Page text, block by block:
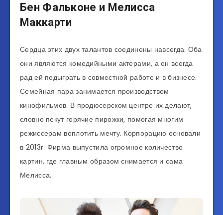
Бен Фальконе и Мелисса
Маккарти
Сердца этих двух талантов соединены навсегда. Оба
они являются комедийными актерами, а он всегда
рад ей подыграть в совместной работе и в бизнесе.
Семейная пара занимается производством
кинофильмов. В продюсерском центре их делают,
словно пекут горячие пирожки, помогая многим
режиссерам воплотить мечту. Корпорацию основали
в 2013г. Фирма выпустила огромное количество
картин, где главным образом снимается и сама
Мелисса.